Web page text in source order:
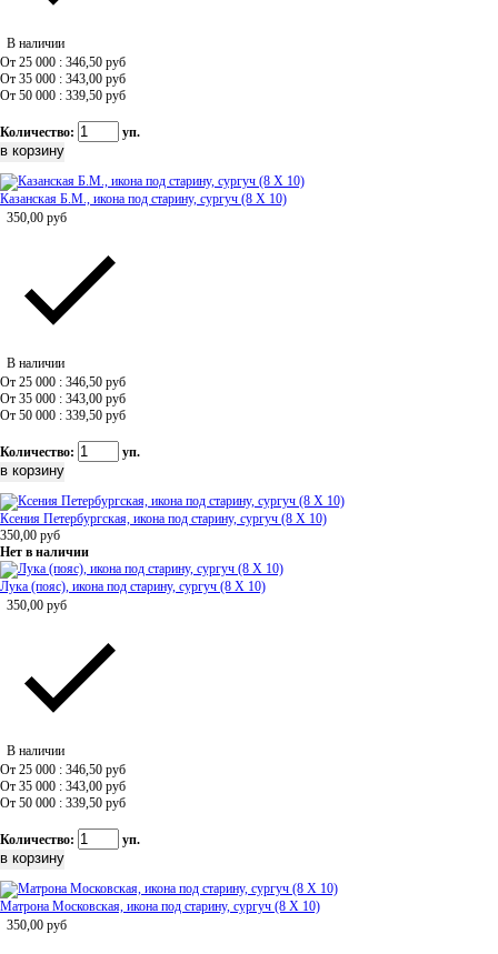
В наличии
От 25 000 : 346,50 руб
От 35 000 : 343,00 руб
От 50 000 : 339,50 руб
Количество: уп.
Казанская Б.М., икона под старину, сургуч (8 Х 10)
350,00 руб
В наличии
От 25 000 : 346,50 руб
От 35 000 : 343,00 руб
От 50 000 : 339,50 руб
Количество: уп.
Ксения Петербургская, икона под старину, сургуч (8 Х 10)
350,00 руб
Нет в наличии
Лука (пояс), икона под старину, сургуч (8 Х 10)
350,00 руб
В наличии
От 25 000 : 346,50 руб
От 35 000 : 343,00 руб
От 50 000 : 339,50 руб
Количество: уп.
Матрона Московская, икона под старину, сургуч (8 Х 10)
350,00 руб